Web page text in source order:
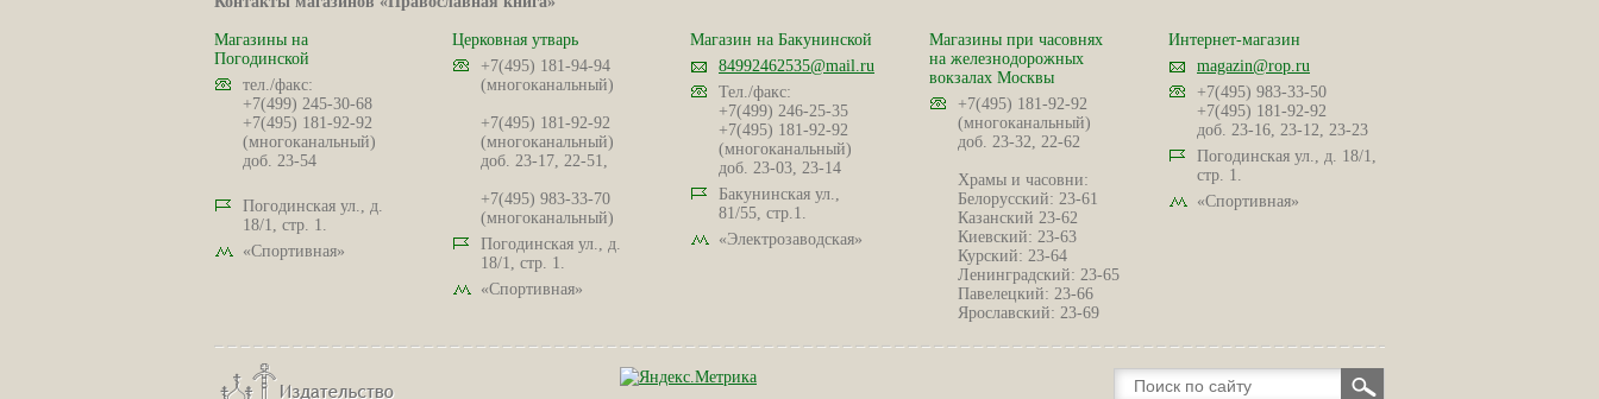
Магазины на
Погодинской
тел./факс:
+7(499) 245-30-68
+7(495) 181-92-92
(многоканальный)
доб. 23-54
Погодинская ул., д.
18/1, стр. 1.
«Спортивная»
Церковная утварь
+7(495) 181-94-94
(многоканальный)
+7(495) 181-92-92
(многоканальный)
доб. 23-17, 22-51,
+7(495) 983-33-70
(многоканальный)
Погодинская ул., д.
18/1, стр. 1.
«Спортивная»
Магазин на Бакунинской
84992462535@mail.ru
Тел./факс:
+7(499) 246-25-35
+7(495) 181-92-92
(многоканальный)
доб. 23-03, 23-14
Бакунинская ул.,
81/55, стр.1.
«Электрозаводская»
Магазины при часовнях
на железнодорожных
вокзалах Москвы
+7(495) 181-92-92
(многоканальный)
доб. 23-32, 22-62
Храмы и часовни:
Белорусский: 23-61
Казанский 23-62
Киевский: 23-63
Курский: 23-64
Ленинградский: 23-65
Павелецкий: 23-66
Ярославский: 23-69
Интернет-магазин
magazin@rop.ru
+7(495) 983-33-50
+7(495) 181-92-92
доб. 23-16, 23-12, 23-23
Погодинская ул., д. 18/1,
стр. 1.
«Спортивная»